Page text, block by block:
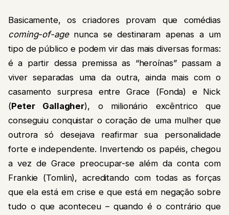
Basicamente, os criadores provam que comédias
coming-of-agenunca se destinaram apenas a um
tipo de público e podem vir das mais diversas formas:
é a partir dessa premissa as “heroínas” passam a
viver separadas uma da outra, ainda mais com o
casamento surpresa entre Grace (Fonda) e Nick
(Peter Gallagher), o milionário excêntrico que
conseguiu conquistar o coração de uma mulher que
outrora só desejava reafirmar sua personalidade
forte e independente. Invertendo os papéis, chegou
a vez de Grace preocupar-se além da conta com
Frankie (Tomlin), acreditando com todas as forças
que ela está em crise e que está em negação sobre
tudo o que aconteceu – quando é o contrário que